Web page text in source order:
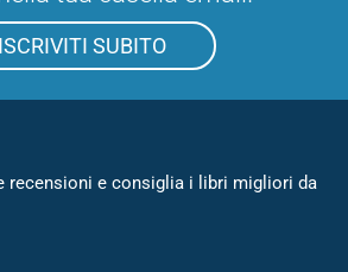
ISCRIVITI SUBITO
recensioni e consiglia i libri migliori da